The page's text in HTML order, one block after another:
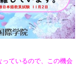
っているので、この機会